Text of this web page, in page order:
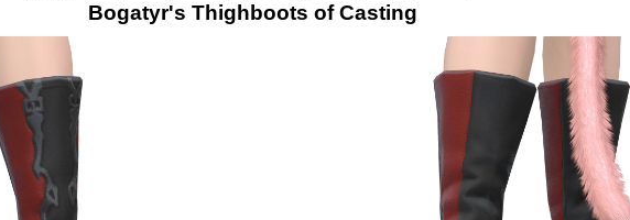
Bogatyr's Thighboots of Casting